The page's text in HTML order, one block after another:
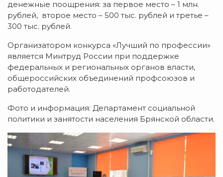
денежные поощрения: за первое место – 1 млн.
рублей, второе место – 500 тыс. рублей и третье –
300 тыс. рублей.
Организатором конкурса «Лучший по профессии»
является Минтруд России при поддержке
федеральных и региональных органов власти,
общероссийских объединений профсоюзов и
работодателей.
Фото и информация: Департамент социальной
политики и занятости населения Брянской области.